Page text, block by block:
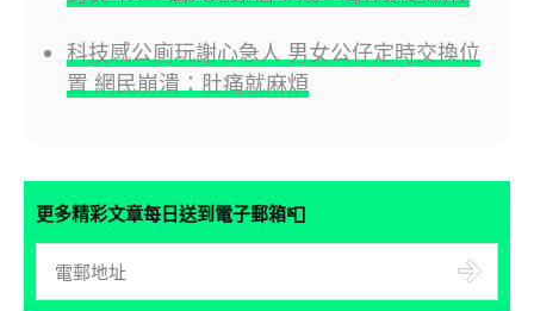
科技感公廁玩謝心急人 男女公仔定時交換位
置 網民崩潰：肚痛就麻煩
更多精彩文章每日送到電子郵箱📮